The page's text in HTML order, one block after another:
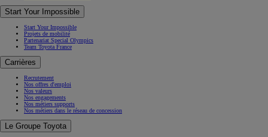
Start Your Impossible
Start Your Impossible
Projets de mobilité
Partenariat Special Olympics
Team Toyota France
Carrières
Recrutement
Nos offres d'emploi
Nos valeurs
Nos engagements
Nos métiers supports
Nos métiers dans le réseau de concession
Le Groupe Toyota